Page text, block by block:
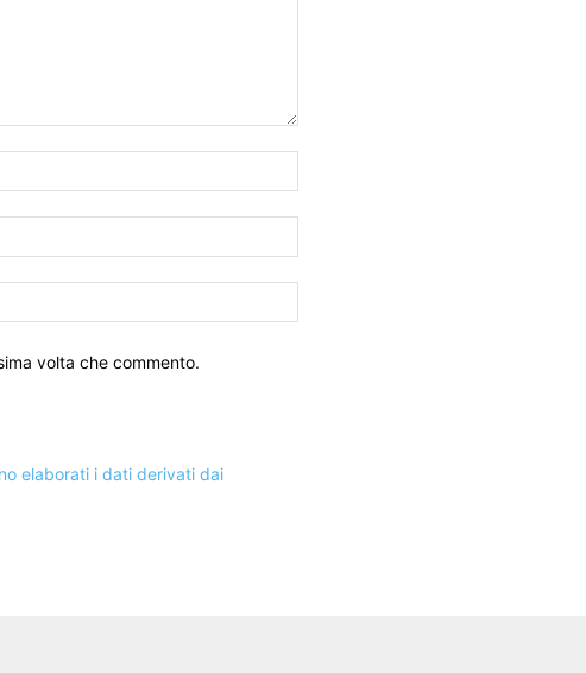
volta che commento.
elaborati i dati derivati dai